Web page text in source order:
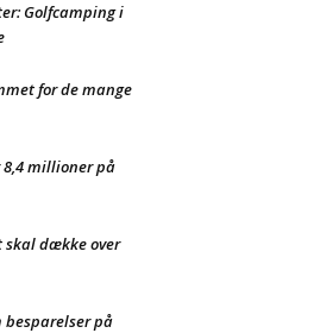
Golfcamping i
for de mange
millioner på
skal dække over
besparelser på